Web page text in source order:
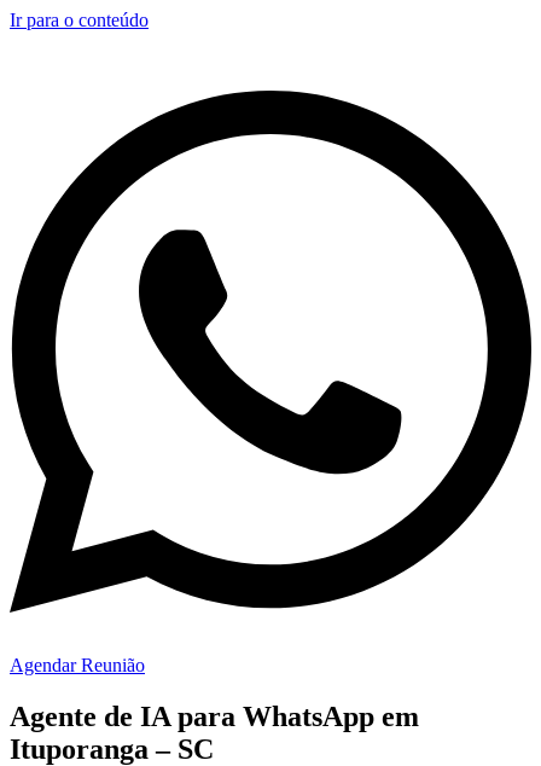
Ir para o conteúdo
Agendar Reunião
Agente de IA para WhatsApp em
Ituporanga – SC